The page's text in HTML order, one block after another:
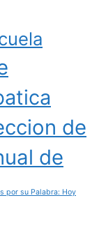
de
de
por su Palabra: Hoy